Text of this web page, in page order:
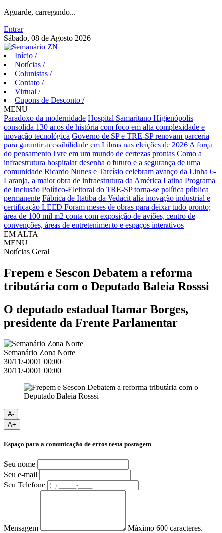
Aguarde, carregando...
Entrar
Sábado, 08 de Agosto 2026
Início /
Notícias /
Colunistas /
Contato /
Virtual /
Cupons de Desconto /
MENU
Paradoxo da modernidade Hospital Samaritano Higienópolis
consolida 130 anos de história com foco em alta complexidade e
inovação tecnológica Governo de SP e TRE-SP renovam parceria
para garantir acessibilidade em Libras nas eleições de 2026 A força
do pensamento livre em um mundo de certezas prontas Como a
infraestrutura hospitalar desenha o futuro e a segurança de uma
comunidade Ricardo Nunes e Tarcísio celebram avanço da Linha 6-
Laranja, a maior obra de infraestrutura da América Latina Programa
de Inclusão Político-Eleitoral do TRE-SP torna-se política pública
permanente Fábrica de Itatiba da Vedacit alia inovação industrial e
certificação LEED Foram meses de obras para deixar tudo pronto;
área de 100 mil m2 conta com exposição de aviões, centro de
convenções, áreas de entretenimento e espaços interativos
EM ALTA
MENU
Notícias Geral
Frepem e Sescon Debatem a reforma
tributária com o Deputado Baleia Rosssi
O deputado estadual Itamar Borges,
presidente da Frente Parlamentar
Semanário Zona Norte
30/11/-0001 00:00
30/11/-0001 00:00
A-
A+
Espaço para a comunicação de erros nesta postagem
Seu nome
Seu e-mail
Seu Telefone
Mensagem Máximo 600 caracteres.